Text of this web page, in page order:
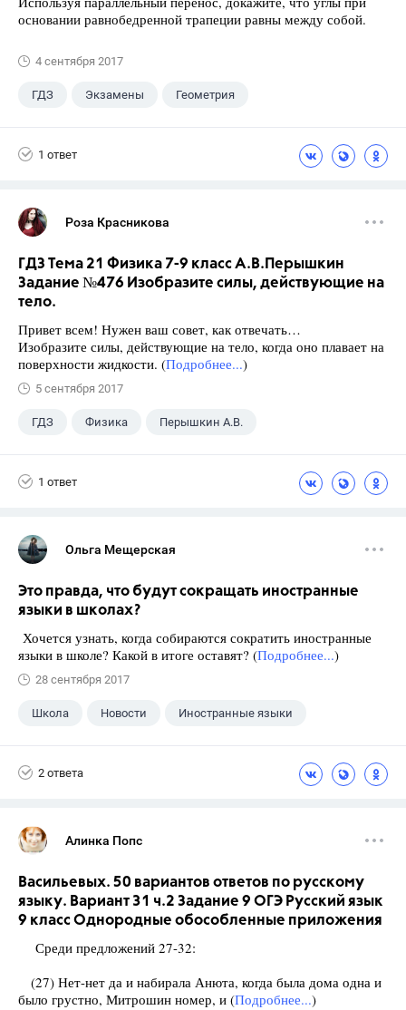
основании равнобедренной трапеции равны между собой.
4 сентября 2017
ГДЗ Экзамены Геометрия
1 ответ
Роза Красникова
ГДЗ Тема 21 Физика 7-9 класс А.В.Перышкин
Задание №476 Изобразите силы, действующие на
тело.
Привет всем! Нужен ваш совет, как отвечать…
Изобразите силы, действующие на тело, когда оно плавает на
поверхности жидкости. (Подробнее...)
5 сентября 2017
ГДЗ Физика Перышкин А.В.
1 ответ
Ольга Мещерская
Это правда, что будут сокращать иностранные
языки в школах?
Хочется узнать, когда собираются сократить иностранные
языки в школе? Какой в итоге оставят? (Подробнее...)
28 сентября 2017
Школа Новости Иностранные языки
2 ответа
Алинка Попс
Васильевых. 50 вариантов ответов по русскому
языку. Вариант 31 ч.2 Задание 9 ОГЭ Русский язык
9 класс Однородные обособленные приложения
Среди предложений 27-32:
(27) Нет-нет да и набирала Анюта, когда была дома одна и
было грустно, Митрошин номер, и (Подробнее...)